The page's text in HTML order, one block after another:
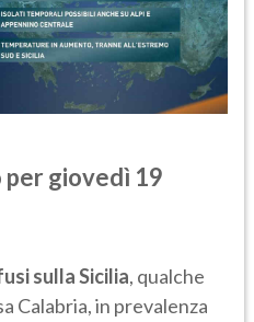
per giovedì 19
sulla Sicilia, qualche
Calabria, in prevalenza